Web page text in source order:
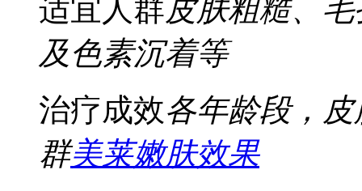
适宜人群皮肤粗糙、
及色素沉着等
治疗成效各年龄段，
群美莱嫩肤效果